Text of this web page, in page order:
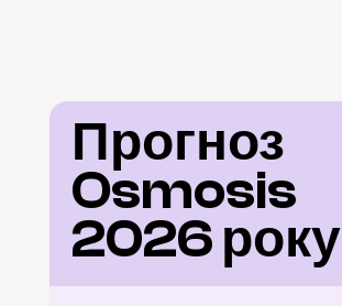
Прогноз
Osmosis
2026 року